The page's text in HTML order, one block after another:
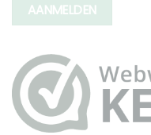
AANMELDEN